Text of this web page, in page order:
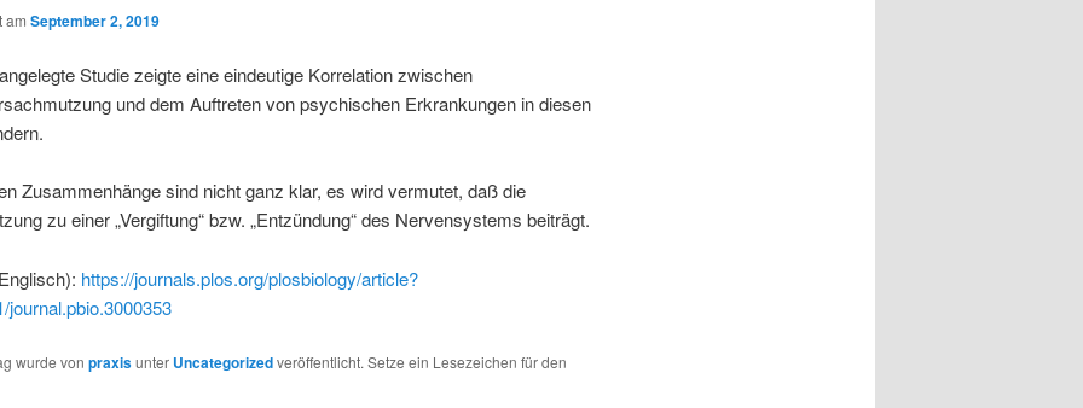
am September 2, 2019
Studie zeigte eine eindeutige Korrelation zwischen
und dem Auftreten von psychischen Erkrankungen in diesen
Zusammenhänge sind nicht ganz klar, es wird vermutet, daß die
zu einer „Vergiftung“ bzw. „Entzündung“ des Nervensystems beiträgt.
https://journals.plos.org/plosbiology/article?
journal.pbio.3000353
wurde von praxisunter Uncategorizedveröffentlicht. Setze ein Lesezeichen für den